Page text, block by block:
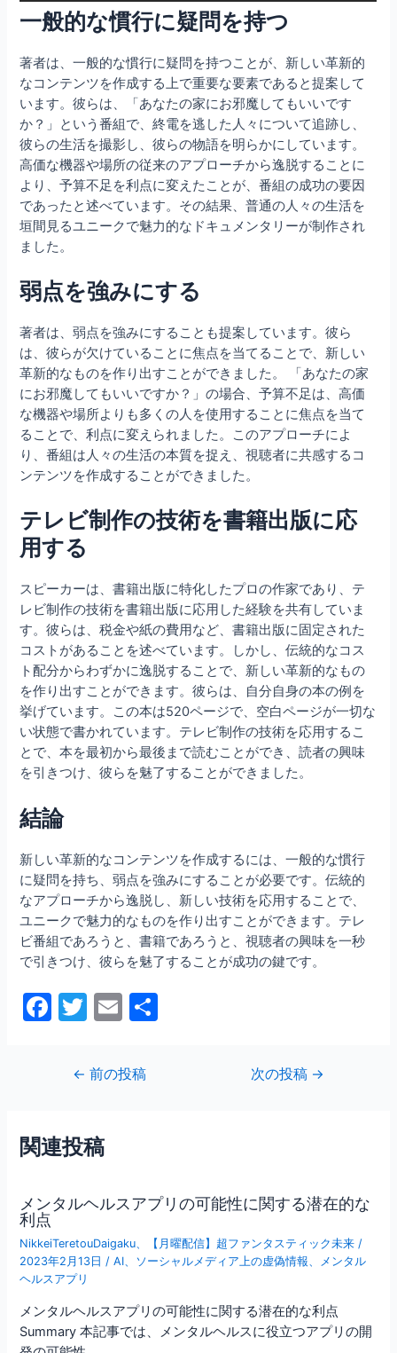
一般的な慣行に疑問を持つ
著者は、一般的な慣行に疑問を持つことが、新しい革新的
なコンテンツを作成する上で重要な要素であると提案して
います。彼らは、「あなたの家にお邪魔してもいいです
か？」という番組で、終電を逃した人々について追跡し、
彼らの生活を撮影し、彼らの物語を明らかにしています。
高価な機器や場所の従来のアプローチから逸脱することに
より、予算不足を利点に変えたことが、番組の成功の要因
であったと述べています。その結果、普通の人々の生活を
垣間見るユニークで魅力的なドキュメンタリーが制作され
ました。
弱点を強みにする
著者は、弱点を強みにすることも提案しています。彼ら
は、彼らが欠けていることに焦点を当てることで、新しい
革新的なものを作り出すことができました。 「あなたの家
にお邪魔してもいいですか？」の場合、予算不足は、高価
な機器や場所よりも多くの人を使用することに焦点を当て
ることで、利点に変えられました。このアプローチによ
り、番組は人々の生活の本質を捉え、視聴者に共感するコ
ンテンツを作成することができました。
テレビ制作の技術を書籍出版に応
用する
スピーカーは、書籍出版に特化したプロの作家であり、テ
レビ制作の技術を書籍出版に応用した経験を共有していま
す。彼らは、税金や紙の費用など、書籍出版に固定された
コストがあることを述べています。しかし、伝統的なコス
ト配分からわずかに逸脱することで、新しい革新的なもの
を作り出すことができます。彼らは、自分自身の本の例を
挙げています。この本は520ページで、空白ページが一切な
い状態で書かれています。テレビ制作の技術を応用するこ
とで、本を最初から最後まで読むことができ、読者の興味
を引きつけ、彼らを魅了することができました。
結論
新しい革新的なコンテンツを作成するには、一般的な慣行
に疑問を持ち、弱点を強みにすることが必要です。伝統的
なアプローチから逸脱し、新しい技術を応用することで、
ユニークで魅力的なものを作り出すことができます。テレ
ビ番組であろうと、書籍であろうと、視聴者の興味を一秒
で引きつけ、彼らを魅了することが成功の鍵です。
F
o
k
T
itt
er
E
ai
l
ビ
ゲ
シ
ョ
ン
← 前の投稿 次の投稿 →
関連投稿
メンタルヘルスアプリの可能性に関する潜在的な
利点
NikkeiTeretouDaigaku、 【月曜配信】超ファンタスティック未来 /
2023年2月13日 /AI、 ソーシャルメディア上の虚偽情報、
メンタル
ヘルスアプリ
メンタルヘルスアプリの可能性に関する潜在的な利点
Summary 本記事では、メンタルヘルスに役立つアプリの開